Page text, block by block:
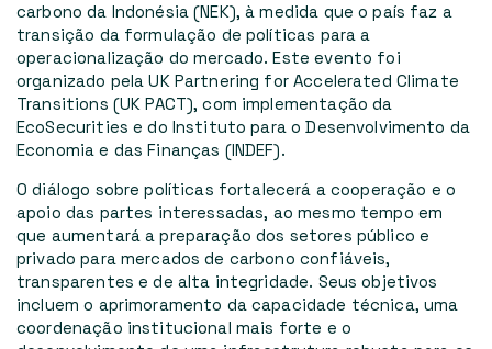
carbono da Indonésia (NEK), à medida que o país faz a
transição da formulação de políticas para a
operacionalização do mercado. Este evento foi
organizado pela UK Partnering for Accelerated Climate
Transitions (UK PACT), com implementação da
EcoSecurities e do Instituto para o Desenvolvimento da
Economia e das Finanças (INDEF).
O diálogo sobre políticas fortalecerá a cooperação e o
apoio das partes interessadas, ao mesmo tempo em
que aumentará a preparação dos setores público e
privado para mercados de carbono confiáveis,
transparentes e de alta integridade. Seus objetivos
incluem o aprimoramento da capacidade técnica, uma
coordenação institucional mais forte e o